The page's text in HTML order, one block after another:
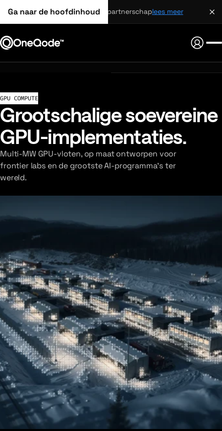
Ga naar de hoofdinhoudstrategisch partnerschaplees meer
GPU COMPUTE
Grootschalige soevereine
GPU-implementaties.
Multi-MW GPU-vloten, op maat ontworpen voor
frontier labs en de grootste AI-programma's ter
wereld.